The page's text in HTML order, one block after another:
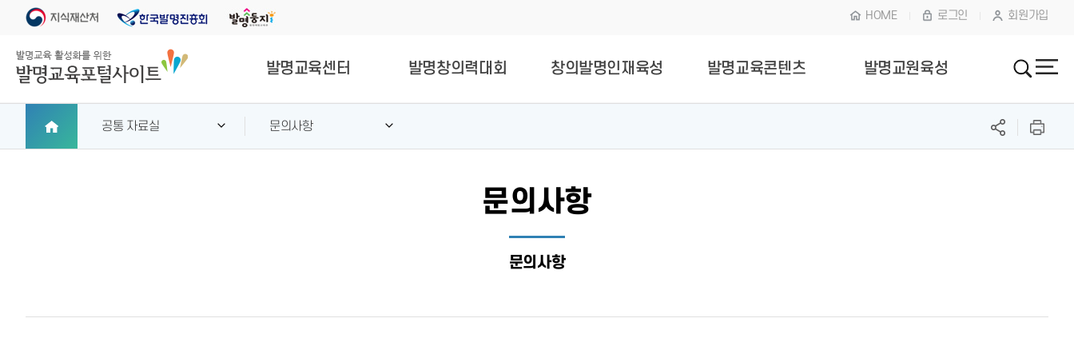
HOME 로그인 회원가입
발명교육센터 발명창의력대회 창의발명인재육성 발명교육콘텐츠 발명교원육성
공통 자료실 문의사항
문의사항
문의사항